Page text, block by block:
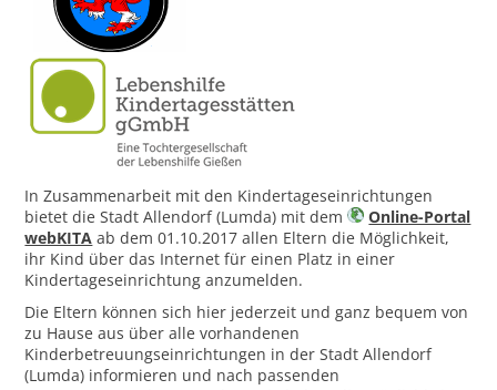
In Zusammenarbeit mit den Kindertageseinrichtungen
bietet die Stadt Allendorf (Lumda) mit dem
Online-Portal
webKITA ab dem 01.10.2017 allen Eltern die Möglichkeit,
ihr Kind über das Internet für einen Platz in einer
Kindertageseinrichtung anzumelden.
Die Eltern können sich hier jederzeit und ganz bequem von
zu Hause aus über alle vorhandenen
Kinderbetreuungseinrichtungen in der Stadt Allendorf
(Lumda) informieren und nach passenden